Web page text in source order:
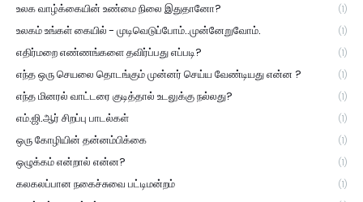
உலக வாழ்க்கையின் உண்மை நிலை இதுதானோ? (1)
உலகம் உங்கள் கையில் - முடிவெடுப்போம்..முன்னேறுவோம். (1)
எதிர்மறை எண்ணங்களை தவிர்ப்பது எப்படி? (1)
எந்த ஒரு செயலை தொடங்கும் முன்னர் செய்ய வேண்டியது என்ன ? (1)
எந்த மினரல் வாட்டரை குடித்தால் உடலுக்கு நல்லது? (1)
எம்.ஜி.ஆர் சிறப்பு பாடல்கள் (1)
ஒரு கோழியின் தன்னம்பிக்கை (1)
ஒழுக்கம் என்றால் என்ன? (1)
கலகலப்பான நகைச்சுவை பட்டிமன்றம் (1)